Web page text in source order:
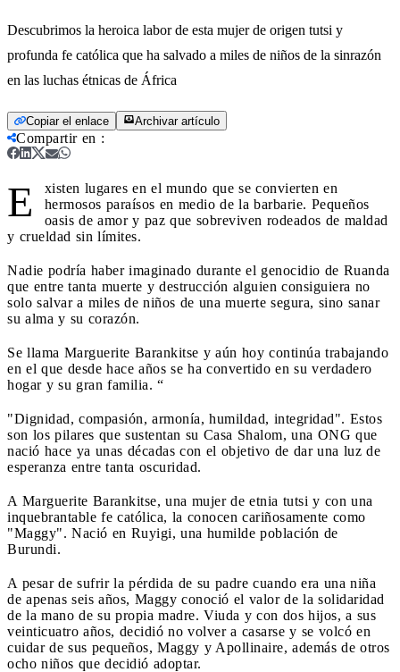
Descubrimos la heroica labor de esta mujer de origen tutsi y
profunda fe católica que ha salvado a miles de niños de la sinrazón
en las luchas étnicas de África
Copiar el enlace Archivar artículo
Compartir en :
E
xisten lugares en el mundo que se convierten en
hermosos paraísos en medio de la barbarie. Pequeños
oasis de amor y paz que sobreviven rodeados de maldad
y crueldad sin límites.
Nadie podría haber imaginado durante el genocidio de Ruanda
que entre tanta muerte y destrucción alguien consiguiera no
solo salvar a miles de niños de una muerte segura, sino sanar
su alma y su corazón.
Se llama Marguerite Barankitse y aún hoy continúa trabajando
en el que desde hace años se ha convertido en su verdadero
hogar y su gran familia. “
"Dignidad, compasión, armonía, humildad, integridad". Estos
son los pilares que sustentan su Casa Shalom, una ONG que
nació hace ya unas décadas con el objetivo de dar una luz de
esperanza entre tanta oscuridad.
A Marguerite Barankitse, una mujer de etnia tutsi y con una
inquebrantable fe católica, la conocen cariñosamente como
"Maggy". Nació en Ruyigi, una humilde población de
Burundi.
A pesar de sufrir la pérdida de su padre cuando era una niña
de apenas seis años, Maggy conoció el valor de la solidaridad
de la mano de su propia madre. Viuda y con dos hijos, a sus
veinticuatro años, decidió no volver a casarse y se volcó en
cuidar de sus pequeños, Maggy y Apollinaire, además de otros
ocho niños que decidió adoptar.